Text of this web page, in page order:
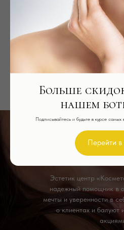
< Перейти в
Ждем вас
Эстетик центр
надежный помощник в
мечты и уверенности в
о клиентах и балуют
Больше
нашем
Подписывайтесь и будьте в курсе
Перейти в